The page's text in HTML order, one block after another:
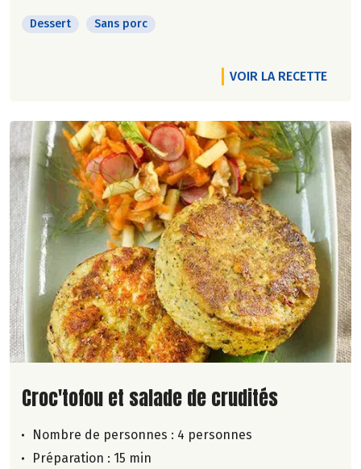
Dessert Sans porc
VOIR LA RECETTE
Lire la suite de la recette
Croc'tofou et salade de crudités
Nombre de personnes : 4 personnes
Préparation : 15 min